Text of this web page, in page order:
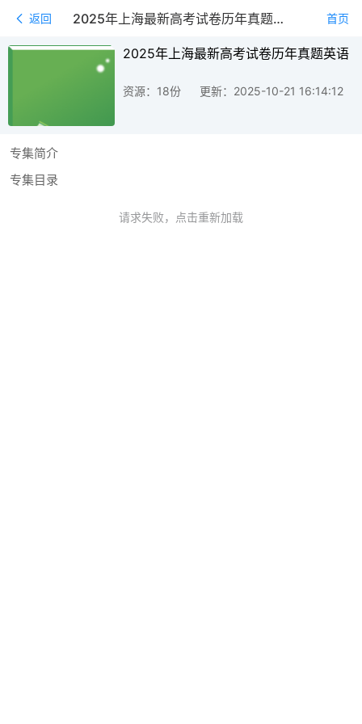
返回 2025年上海最新高考试卷历年真题英语 首页
2025年上海最新高考试卷历年真题英语
资源：18份 更新：2025-10-21 16:14:12
专集简介
专集目录
请求失败，点击重新加载